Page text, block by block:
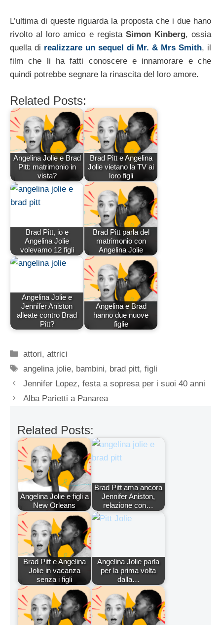
L’ultima di queste riguarda la proposta che i due hano
rivolto al loro amico e regista Simon Kinberg, ossia
quella di realizzare un sequel di Mr. & Mrs Smith, il
film che li ha fatti conoscere e innamorare e che
quindi potrebbe segnare la rinascita del loro amore.
Related Posts:
Angelina Jolie e Brad
Pitt: matrimonio in
vista?
Brad Pitt e Angelina
Jolie vietano la TV ai
loro figli
Brad Pitt, io e
Angelina Jolie
volevamo 12 figli
Brad Pitt parla del
matrimonio con
Angelina Jolie
Angelina Jolie e
Jennifer Aniston
alleate contro Brad
Pitt?
Angelina e Brad
hanno due nuove
figlie
Categorie
attori,attrici
Tag
angelina jolie, bambini, brad pitt,figli
Jennifer Lopez, festa a sopresa per i suoi 40 anni
Alba Parietti a Panarea
Related Posts:
Angelina Jolie e figli a
New Orleans
Brad Pitt ama ancora
Jennifer Aniston,
relazione con…
Brad Pitt e Angelina
Jolie in vacanza
senza i figli
Angelina Jolie parla
per la prima volta
dalla…